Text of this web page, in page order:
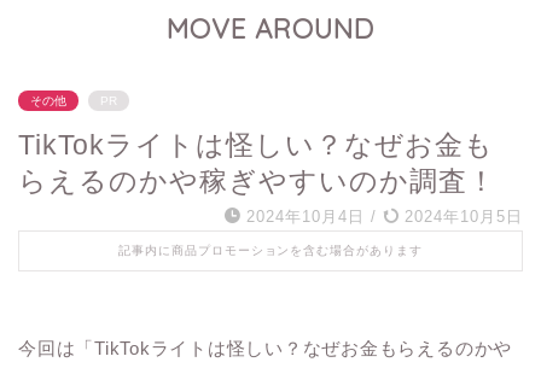
MOVE AROUND
その他 PR
TikTokライトは怪しい？なぜお金も
らえるのかや稼ぎやすいのか調査！
2024年10月4日 / 2024年10月5日
記事内に商品プロモーションを含む場合があります
今回は「TikTokライトは怪しい？なぜお金もらえるのかや